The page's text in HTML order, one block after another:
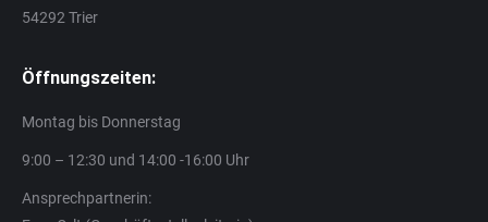
54292 Trier
Öffnungszeiten:
Montag bis Donnerstag
9:00 – 12:30 und 14:00 -16:00 Uhr
Ansprechpartnerin: